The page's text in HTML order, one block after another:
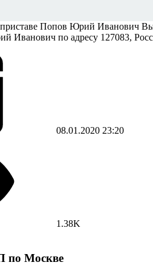
Попов Юрий Иванович Вы
Иванович по адресу 127083,
08.01.2020 23:20
1.38K
по Москве